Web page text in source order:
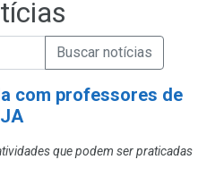
de Notícias
Enviar a Busca de Notícias
com professores de
que podem ser praticadas